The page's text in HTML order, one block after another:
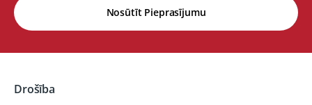
Nosūtīt Pieprasījumu
Drošība